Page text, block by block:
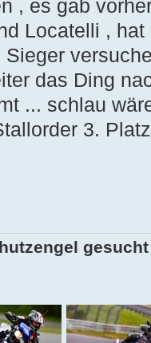
, es gab
Locatelli ,
das Ding
... schlau
3.